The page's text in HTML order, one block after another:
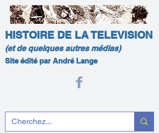
HISTOIRE DE LA TELEVISION
(et de quelques autres médias)
Site édité par André Lange